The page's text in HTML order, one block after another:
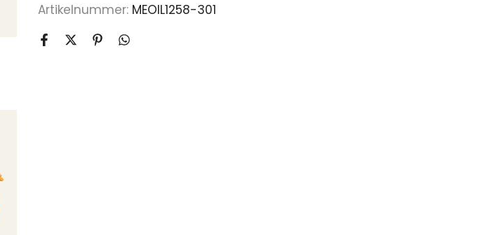
Artikelnummer: MEOIL1258-301